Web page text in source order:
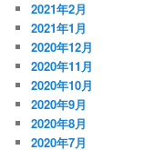
2021年2月
2021年1月
2020年12月
2020年11月
2020年10月
2020年9月
2020年8月
2020年7月